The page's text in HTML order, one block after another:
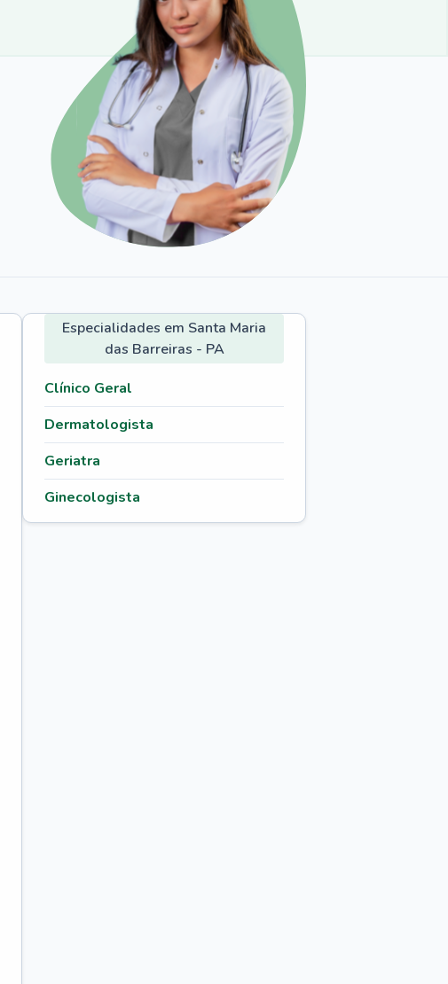
Especialidades em Santa Maria
das Barreiras - PA
Clínico Geral
Dermatologista
Geriatra
Ginecologista